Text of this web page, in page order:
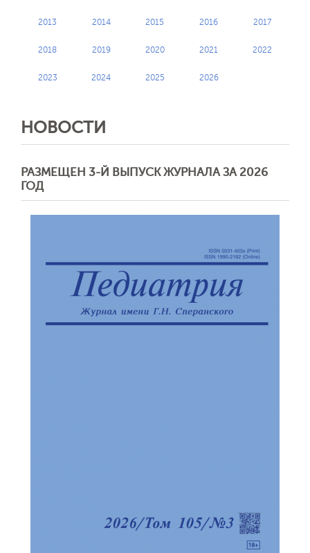
2013 2014 2015 2016 2017
2018 2019 2020 2021 2022
2023 2024 2025 2026
НОВОСТИ
РАЗМЕЩЕН 3-Й ВЫПУСК ЖУРНАЛА ЗА 2026
ГОД